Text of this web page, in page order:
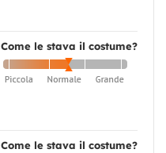
Come le stava il costume?
Come le stava il costume?